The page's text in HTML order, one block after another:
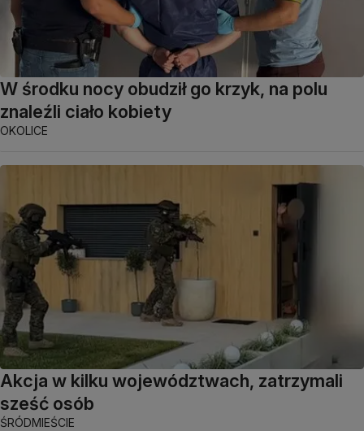
W środku nocy obudził go krzyk, na polu
znaleźli ciało kobiety
OKOLICE
Akcja w kilku województwach, zatrzymali
sześć osób
ŚRÓDMIEŚCIE